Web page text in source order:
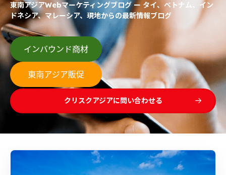
東南アジアWebマーケティングブログ ー タイ、ベトナム、イン
ドネシア、マレーシア、現地からの最新情報ブログ
クリスクアジアに問い合わせる